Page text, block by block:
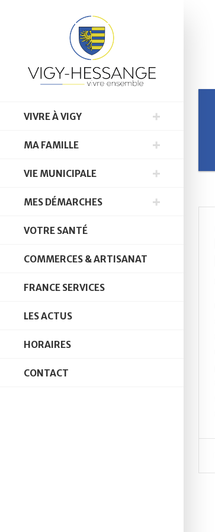
VIVRE À VIGY
MA FAMILLE
VIE MUNICIPALE
MES DÉMARCHES
VOTRE SANTÉ
COMMERCES & ARTISANAT
FRANCE SERVICES
LES ACTUS
HORAIRES
CONTACT